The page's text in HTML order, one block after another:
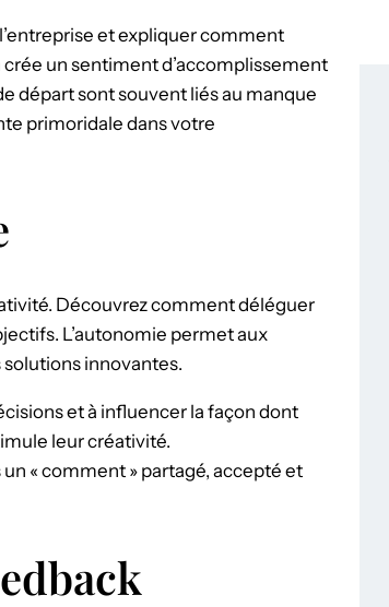
et expliquer comment
un sentiment d’accomplissement
départ sont souvent liés au manque
primoridale dans votre
Découvrez comment déléguer
L’autonomie permet aux
innovantes.
et à influencer la façon dont
leur créativité.
« comment » partagé, accepté et